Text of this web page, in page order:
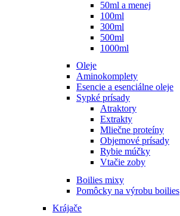
50ml a menej
100ml
300ml
500ml
1000ml
Oleje
Aminokomplety
Esencie a esenciálne oleje
Sypké prísady
Atraktory
Extrakty
Mliečne proteíny
Objemové prísady
Rybie múčky
Vtačie zoby
Boilies mixy
Pomôcky na výrobu boilies
Krájače